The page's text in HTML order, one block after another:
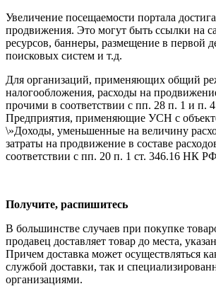
Увеличение посещаемости портала
продвижения. Это могут быть ссылки на
ресурсов, баннеры, размещение в первой
поисковых систем и т.д.
Для организаций, применяющих общий
налогообложения, расходы на
прочими в соответствии с пп. 28 п. 1 и п.
Предприятия, применяющие УСН с
\»Доходы, уменьшенные на величину
затраты на продвижение в составе
соответствии с пп. 20 п. 1 ст. 346.16 НК
Получите, распишитесь
В большинстве случаев при покупке
продавец доставляет товар до места,
Причем доставка может осуществляться
службой доставки, так и
организациями.